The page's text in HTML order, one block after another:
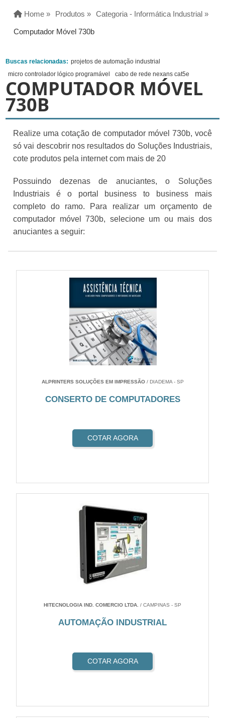
Home » Produtos » Categoria - Informática Industrial »
Computador Móvel 730b
Buscas relacionadas: projetos de automação industrial
micro controlador lógico programável
cabo de rede nexans cat5e
COMPUTADOR MÓVEL
730B
Realize uma cotação de computador móvel 730b, você
só vai descobrir nos resultados do Soluções Industriais,
cote produtos pela internet com mais de 20
Possuindo dezenas de anuciantes, o Soluções
Industriais é o portal business to business mais
completo do ramo. Para realizar um orçamento de
computador móvel 730b, selecione um ou mais dos
anuciantes a seguir:
ALPRINTERS SOLUÇÕES EM IMPRESSÃO/ DIADEMA - SP
CONSERTO DE COMPUTADORES
COTAR AGORA
HITECNOLOGIA IND. COMERCIO LTDA. / CAMPINAS - SP
AUTOMAÇÃO INDUSTRIAL
COTAR AGORA